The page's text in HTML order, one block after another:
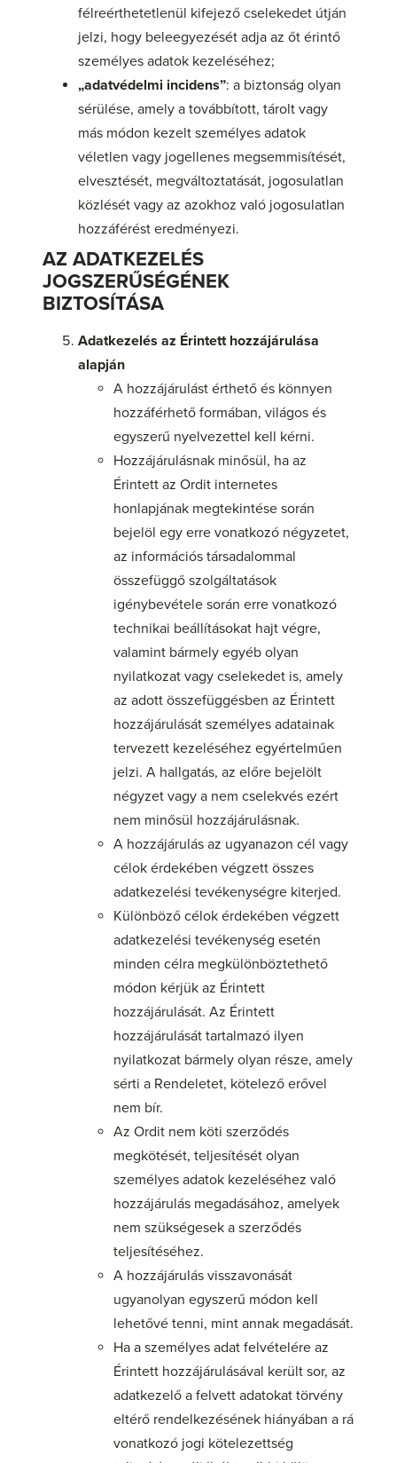
félreérthetetlenül kifejező cselekedet útján
jelzi, hogy beleegyezését adja az őt érintő
személyes adatok kezeléséhez;
„adatvédelmi incidens”: a biztonság olyan
sérülése, amely a továbbított, tárolt vagy
más módon kezelt személyes adatok
véletlen vagy jogellenes megsemmisítését,
elvesztését, megváltoztatását, jogosulatlan
közlését vagy az azokhoz való jogosulatlan
hozzáférést eredményezi.
AZ ADATKEZELÉS
JOGSZERŰSÉGÉNEK
BIZTOSÍTÁSA
Adatkezelés az Érintett hozzájárulása
alapján
A hozzájárulást érthető és könnyen
hozzáférhető formában, világos és
egyszerű nyelvezettel kell kérni.
Hozzájárulásnak minősül, ha az
Érintett az Ordit internetes
honlapjának megtekintése során
bejelöl egy erre vonatkozó négyzetet,
az információs társadalommal
összefüggő szolgáltatások
igénybevétele során erre vonatkozó
technikai beállításokat hajt végre,
valamint bármely egyéb olyan
nyilatkozat vagy cselekedet is, amely
az adott összefüggésben az Érintett
hozzájárulását személyes adatainak
tervezett kezeléséhez egyértelműen
jelzi. A hallgatás, az előre bejelölt
négyzet vagy a nem cselekvés ezért
nem minősül hozzájárulásnak.
A hozzájárulás az ugyanazon cél vagy
célok érdekében végzett összes
adatkezelési tevékenységre kiterjed.
Különböző célok érdekében végzett
adatkezelési tevékenység esetén
minden célra megkülönböztethető
módon kérjük az Érintett
hozzájárulását. Az Érintett
hozzájárulását tartalmazó ilyen
nyilatkozat bármely olyan része, amely
sérti a Rendeletet, kötelező erővel
nem bír.
Az Ordit nem köti szerződés
megkötését, teljesítését olyan
személyes adatok kezeléséhez való
hozzájárulás megadásához, amelyek
nem szükségesek a szerződés
teljesítéséhez.
A hozzájárulás visszavonását
ugyanolyan egyszerű módon kell
lehetővé tenni, mint annak megadását.
Ha a személyes adat felvételére az
Érintett hozzájárulásával került sor, az
adatkezelő a felvett adatokat törvény
eltérő rendelkezésének hiányában a rá
vonatkozó jogi kötelezettség